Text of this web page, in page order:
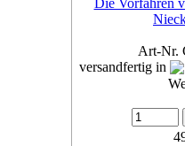
Die Vorfahren
Art-Nr.
versandfertig in